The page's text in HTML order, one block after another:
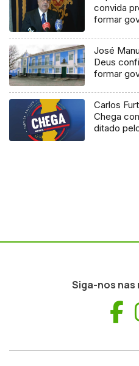
convida
formar
José
Deus
formar
Carlos
Chega
ditado
Siga-nos nas